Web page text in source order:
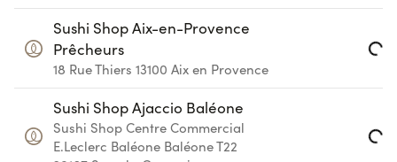
Sushi Shop Aix-en-Provence
Prêcheurs
18 Rue Thiers 13100 Aix en Provence Loading...
Sushi Shop Ajaccio Baléone
Sushi Shop Centre Commercial
E.Leclerc Baléone Baléone T22